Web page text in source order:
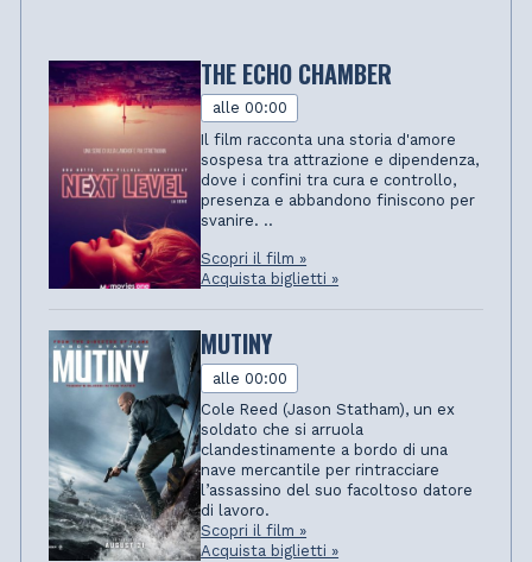
THE ECHO CHAMBER
alle 00:00
Il film racconta una storia d'amore
sospesa tra attrazione e dipendenza,
dove i confini tra cura e controllo,
presenza e abbandono finiscono per
svanire. ..
Scopri il film »
Acquista biglietti »
MUTINY
alle 00:00
Cole Reed (Jason Statham), un ex
soldato che si arruola
clandestinamente a bordo di una
nave mercantile per rintracciare
l’assassino del suo facoltoso datore
di lavoro.
Scopri il film »
Acquista biglietti »